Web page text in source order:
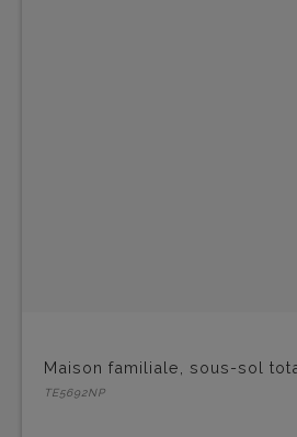
Maison familiale, sous-sol
TE5692NP